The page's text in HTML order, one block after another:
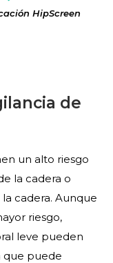
Aplicación HipScreen
de
un alto riesgo
la cadera o
cadera. Aunque
riesgo,
leve pueden
que puede